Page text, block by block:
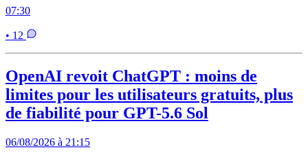
07:30
• 12
OpenAI revoit ChatGPT : moins de
limites pour les utilisateurs gratuits, plus
de fiabilité pour GPT-5.6 Sol
06/08/2026 à 21:15